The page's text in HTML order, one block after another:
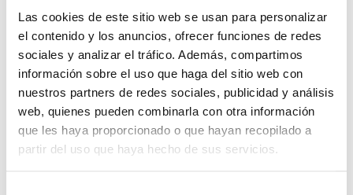
Las cookies de este sitio web se usan para personalizar
el contenido y los anuncios, ofrecer funciones de redes
sociales y analizar el tráfico. Además, compartimos
información sobre el uso que haga del sitio web con
nuestros partners de redes sociales, publicidad y análisis
web, quienes pueden combinarla con otra información
que les haya proporcionado o que hayan recopilado a
partir del uso que haya hecho de sus servicios.